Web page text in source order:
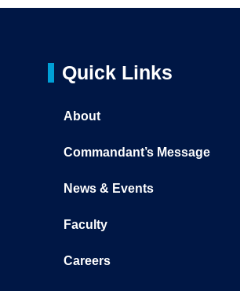
Quick Links
About
Commandant’s Message
News & Events
Faculty
Careers